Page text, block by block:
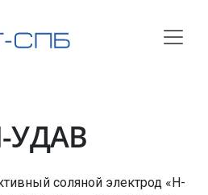
УДАВ
соляной электрод «Н-